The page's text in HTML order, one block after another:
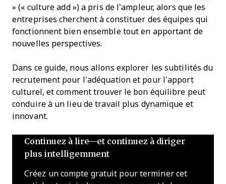
» (« culture add ») a pris de l’ampleur, alors que les
entreprises cherchent à constituer des équipes qui
fonctionnent bien ensemble tout en apportant de
nouvelles perspectives.
Dans ce guide, nous allons explorer les subtilités du
recrutement pour l’adéquation et pour l’apport
culturel, et comment trouver le bon équilibre peut
conduire à un lieu de travail plus dynamique et
innovant.
Continuez à lire—et continuez à diriger
plus intelligemment
Créez un compte gratuit pour terminer cet